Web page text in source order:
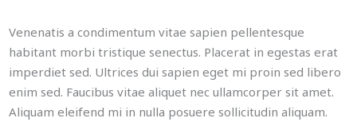
Venenatis a condimentum vitae sapien pellentesque
habitant morbi tristique senectus. Placerat in egestas erat
imperdiet sed. Ultrices dui sapien eget mi proin sed libero
enim sed. Faucibus vitae aliquet nec ullamcorper sit amet.
Aliquam eleifend mi in nulla posuere sollicitudin aliquam.